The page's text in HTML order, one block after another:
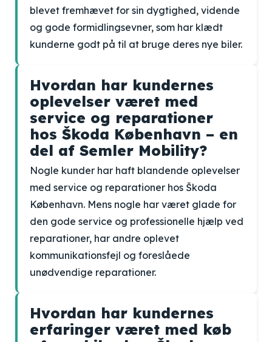
blevet fremhævet for sin dygtighed, vidende
og gode formidlingsevner, som har klædt
kunderne godt på til at bruge deres nye biler.
Hvordan har kundernes
oplevelser været med
service og reparationer
hos Škoda København – en
del af Semler Mobility?
Nogle kunder har haft blandende oplevelser
med service og reparationer hos Škoda
København. Mens nogle har været glade for
den gode service og professionelle hjælp ved
reparationer, har andre oplevet
kommunikationsfejl og foreslåede
unødvendige reparationer.
Hvordan har kundernes
erfaringer været med køb